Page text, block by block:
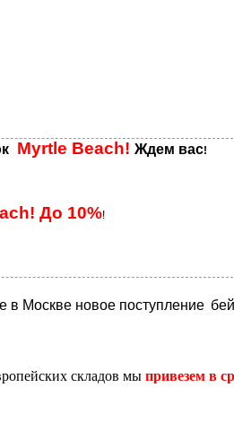
Myrtle Beach! Ждем вас!
До 10%!
в Москве новое поступление
складов мы привезем в